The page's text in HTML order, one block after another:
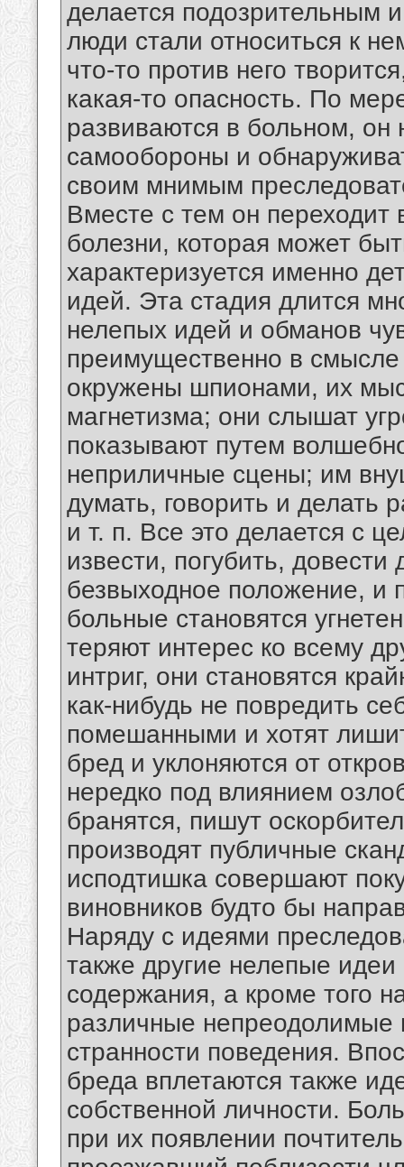
делается подозрительным
люди стали относиться к
что-то против него
какая-то опасность. По
развиваются в больном,
самообороны и
своим мнимым
Вместе с тем он переходит
болезни, которая может
характеризуется именно
идей. Эта стадия длится
нелепых идей и обманов
преимущественно в
окружены шпионами, их
магнетизма; они слышат
показывают путем
неприличные сцены; им
думать, говорить и делать
и т. п. Все это делается с
извести, погубить,
безвыходное положение, и
больные становятся
теряют интерес ко всему
интриг, они становятся
как-нибудь не повредить
помешанными и хотят
бред и уклоняются от
нередко под влиянием
бранятся, пишут
производят публичные
исподтишка совершают
виновников будто бы
Наряду с идеями
также другие нелепые
содержания, а кроме того
различные
странности поведения.
бреда вплетаются также
собственной личности.
при их появлении